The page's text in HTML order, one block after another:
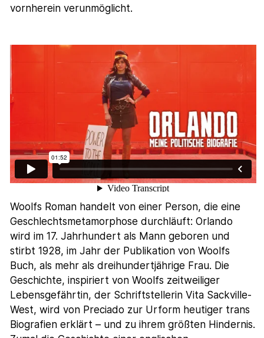
vornherein verunmöglicht.
Woolfs Roman handelt von einer Person, die eine
Geschlechtsmetamorphose durchläuft: Orlando
wird im 17. Jahrhundert als Mann geboren und
stirbt 1928, im Jahr der Publikation von Woolfs
Buch, als mehr als dreihundertjährige Frau. Die
Geschichte, inspiriert von Woolfs zeitweiliger
Lebensgefährtin, der Schriftstellerin Vita Sackville-
West, wird von Preciado zur Urform heutiger trans
Biografien erklärt – und zu ihrem größten Hindernis.